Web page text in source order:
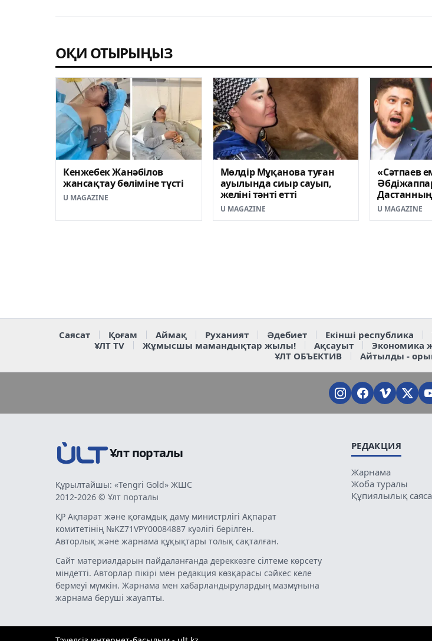
ОҚИ ОТЫРЫҢЫЗ
Кенжебек Жанәбілов
жансақтау бөліміне түсті
U MAGAZINE
Мөлдір Мұқанова туған
ауылында сиыр сауып,
желіні тәнті етті
U MAGAZINE
«Сәтпаев
Дастанның
ұсынды
U MAGAZINE
Саясат Қоғам Аймақ Руханият Әдебиет Екінші республика
ҰЛТ TV
Жұмысшы мамандықтар жылы! Ақсауыт Экономика
ҰЛТ ОБЪЕКТИВ
Айтылды -
Ұлт порталы
Құрылтайшы: «Tengri Gold» ЖШС
2012-2026 © Ұлт порталы
ҚР Ақпарат және қоғамдық даму министрлігі Ақпарат
комитетінің №KZ71VPY00084887 куәлігі берілген.
Авторлық және жарнама құқықтары толық сақталған.
Сайт материалдарын пайдаланғанда дереккөзге сілтеме көрсету
міндетті. Авторлар пікірі мен редакция көзқарасы сәйкес келе
бермеуі мүмкін. Жарнама мен хабарландырулардың мазмұнына
жарнама беруші жауапты.
РЕДАКЦИЯ
Жарнама
Жоба туралы
Құпиялылық